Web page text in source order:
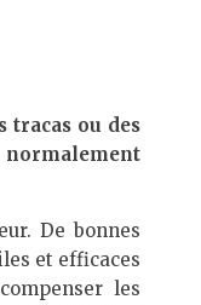
tracas ou des
De bonnes
et efficaces
les